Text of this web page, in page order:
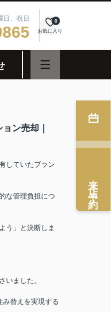
、祝日
お気に入り
0
ン売却｜
していたブラン
な管理負担につ
う」と決断しま
いました。
替えを実現する
来店予約